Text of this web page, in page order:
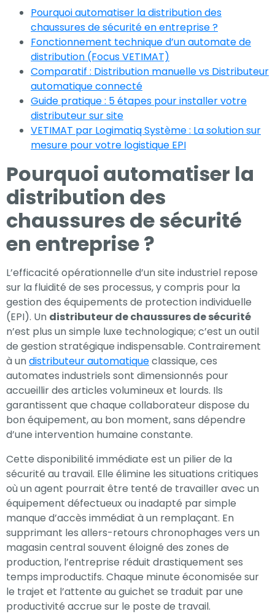
Pourquoi automatiser la distribution des
chaussures de sécurité en entreprise ?
Fonctionnement technique d’un automate de
distribution (Focus VETIMAT)
Comparatif : Distribution manuelle vs Distributeur
automatique connecté
Guide pratique : 5 étapes pour installer votre
distributeur sur site
VETIMAT par Logimatiq Système : La solution sur
mesure pour votre logistique EPI
Pourquoi automatiser la
distribution des
chaussures de sécurité
en entreprise ?
L’efficacité opérationnelle d’un site industriel repose
sur la fluidité de ses processus, y compris pour la
gestion des équipements de protection individuelle
(EPI). Un distributeur de chaussures de sécurité
n’est plus un simple luxe technologique; c’est un outil
de gestion stratégique indispensable. Contrairement
à undistributeur automatiqueclassique, ces
automates industriels sont dimensionnés pour
accueillir des articles volumineux et lourds. Ils
garantissent que chaque collaborateur dispose du
bon équipement, au bon moment, sans dépendre
d’une intervention humaine constante.
Cette disponibilité immédiate est un pilier de la
sécurité au travail. Elle élimine les situations critiques
où un agent pourrait être tenté de travailler avec un
équipement défectueux ou inadapté par simple
manque d’accès immédiat à un remplaçant. En
supprimant les allers-retours chronophages vers un
magasin central souvent éloigné des zones de
production, l’entreprise réduit drastiquement ses
temps improductifs. Chaque minute économisée sur
le trajet et l’attente au guichet se traduit par une
productivité accrue sur le poste de travail.
Expérience
Afin que notre
site Web
fonctionne
aussi bien que
possible lors
de votre visite.
Si vous refusez
certaines
fonctionnalités
disparaîtront
du site Web.
Marketing
En partageant
votre intérêt et
votre
comportement
lorsque vous
visitez notre
site, vous
augmentez les
chances de
voir du contenu
et des offres